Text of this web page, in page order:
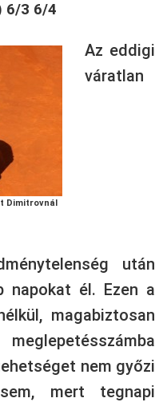
6/3 6/4
Dimitrovnál
Az eddigi
váratlan
után
napokat él. Ezen a
magabiztosan
nem győzi
mert tegnapi